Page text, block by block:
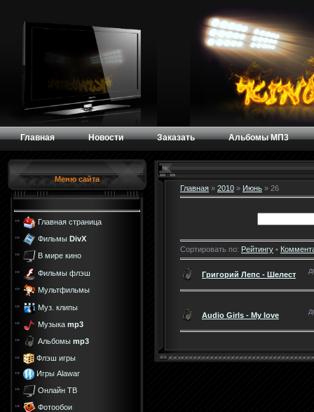
Главная Новости Заказать Альбомы МП3
Меню сайта
Главная страница
Фильмы DivX
В мире кино
Фильмы флэш
Мультфильмы
Муз. клипы
Музыка mp3
Альбомы mp3
Флэш игры
Игры Alawar
Онлайн ТВ
Фотообои
Главная » 2010 » Июнь » 26
Сортировать по: Рейтингу •
Григорий Лепс - Шелест
Audio Girls - My love